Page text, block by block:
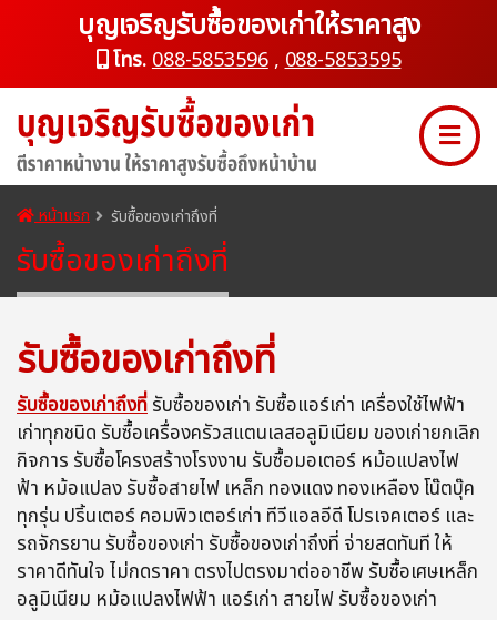
บุญเจริญรับซื้อของเก่าให้ราคาสูง
โทร.088-5853596, 088-5853595
หน้าแรก รับซื้อของเก่าถึงที่
รับซื้อของเก่าถึงที่
รับซื้อของเก่าถึงที่
รับซื้อของเก่าถึงที่รับซื้อของเก่า รับซื้อแอร์เก่า เครื่องใช้ไฟฟ้า
เก่าทุกชนิด รับซื้อเครื่องครัวสแตนเลสอลูมิเนียม ของเก่ายกเลิก
กิจการ รับซื้อโครงสร้างโรงงาน รับซื้อมอเตอร์ หม้อแปลงไฟ
ฟ้า หม้อแปลง รับซื้อสายไฟ เหล็ก ทองแดง ทองเหลือง โน๊ตบุ๊ค
ทุกรุ่น ปริ้นเตอร์ คอมพิวเตอร์เก่า ทีวีแอลอีดี โปรเจคเตอร์ และ
รถจักรยาน รับซื้อของเก่า รับซื้อของเก่าถึงที่ จ่ายสดทันที ให้
ราคาดีทันใจ ไม่กดราคา ตรงไปตรงมาต่ออาชีพ รับซื้อเศษเหล็ก
อลูมิเนียม หม้อแปลงไฟฟ้า แอร์เก่า สายไฟ รับซื้อของเก่า